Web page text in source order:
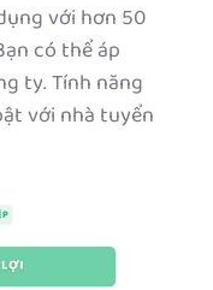
với hơn 50
có thể áp
ty. Tính năng
với nhà tuyển